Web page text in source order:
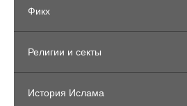
Фикх
Религии и секты
История Ислама